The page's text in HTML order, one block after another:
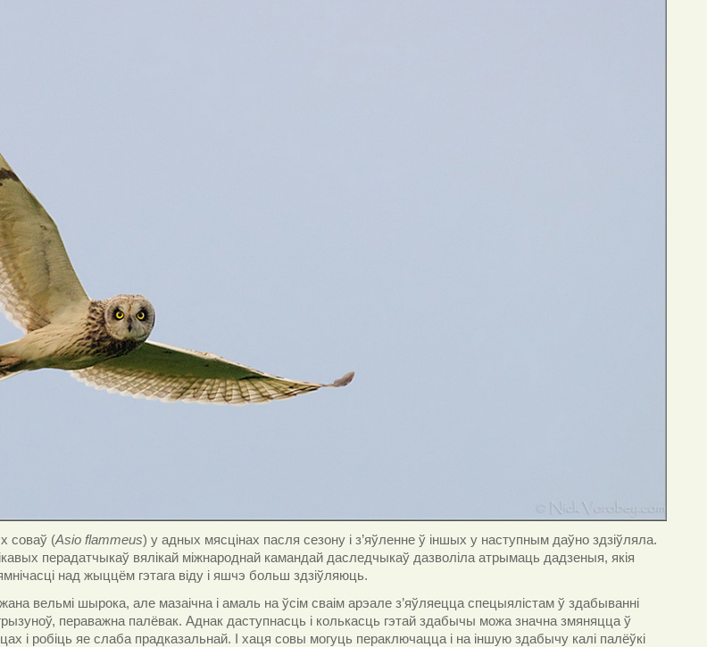
соваў (Asio flammeus) у адных мясцінах пасля сезону і з’яўленне ў іншых у наступным даўно здзіўляла.
перадатчыкаў вялікай міжнароднай камандай даследчыкаў дазволіла атрымаць дадзеныя, якія
над жыццём гэтага віду і яшчэ больш здзіўляюць.
вельмі шырока, але мазаічна і амаль на ўсім сваім арэале з’яўляецца спецыялістам ў здабыванні
пераважна палёвак. Аднак даступнасць і колькасць гэтай здабычы можа значна змяняцца ў
і робіць яе слаба прадказальнай. І хаця совы могуць пераключацца і на іншую здабычу калі палёўкі